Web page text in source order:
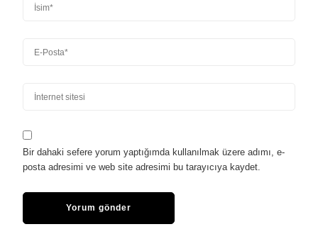
Bir dahaki sefere yorum yaptığımda kullanılmak üzere adımı, e-
posta adresimi ve web site adresimi bu tarayıcıya kaydet.